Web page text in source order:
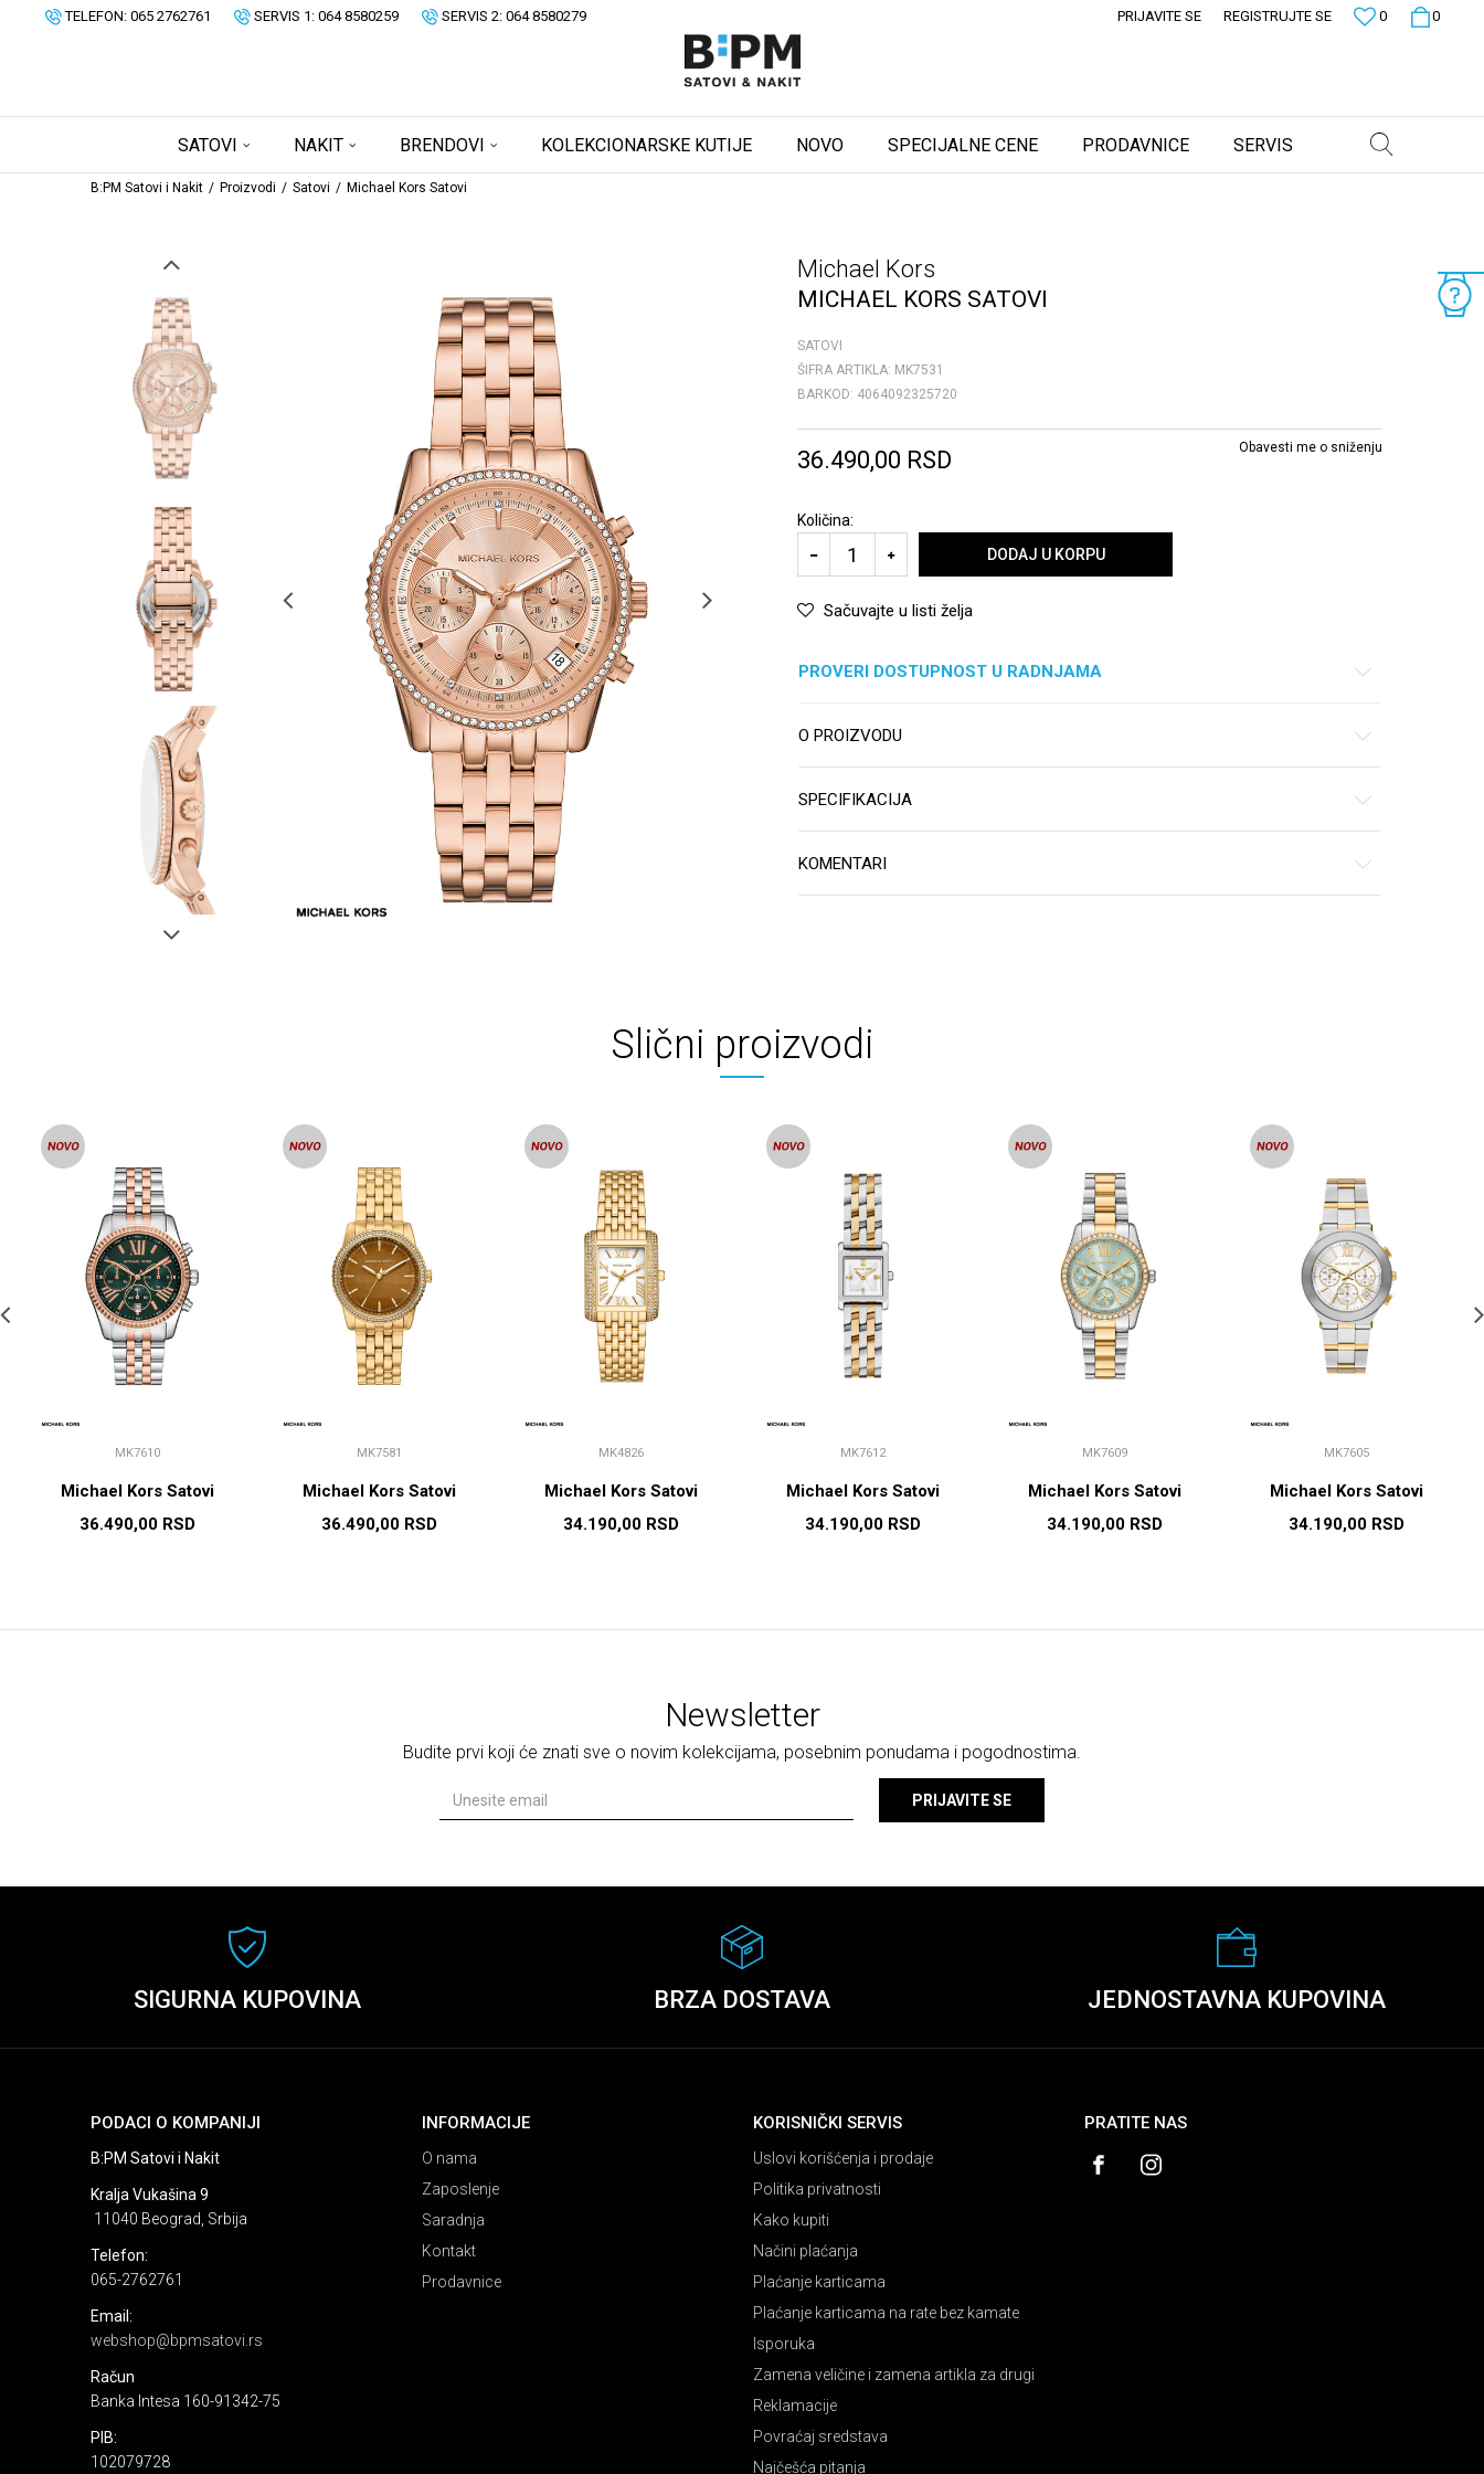
TELEFON: 065 2762761 SERVIS 1: 064 8580259 SERVIS 2: 064 8580279 0
0
PRIJAVITE SE REGISTRUJTE SE
SATOVI NAKIT BRENDOVI KOLEKCIONARSKE KUTIJE NOVO SPECIJALNE CENE PRODAVNICE SERVIS
B:PM Satovi i Nakit Proizvodi Satovi Michael Kors Satovi
Michael Kors
MICHAEL KORS SATOVI
SATOVI
ŠIFRA ARTIKLA: MK7531
BARKOD: 4064092325720
36.490,00 RSD Obavesti me o sniženju
Količina:
DODAJ U KORPU
Sačuvajte u listi želja
PROVERI DOSTUPNOST U RADNJAMA
O PROIZVODU
SPECIFIKACIJA
KOMENTARI
Slični proizvodi
MK7610
Michael Kors Satovi
36.490,00 RSD
MK7581
Michael Kors Satovi
36.490,00 RSD
MK4826
Michael Kors Satovi
34.190,00 RSD
MK7612
Michael Kors Satovi
34.190,00 RSD
MK7609
Michael Kors Satovi
34.190,00 RSD
MK7605
Michael Kors Satovi
34.190,00 RSD
Newsletter
Budite prvi koji će znati sve o novim kolekcijama, posebnim ponudama i pogodnostima.
PRIJAVITE SE
SIGURNA KUPOVINA BRZA DOSTAVA JEDNOSTAVNA KUPOVINA
PODACI O KOMPANIJI
B:PM Satovi i Nakit
Kralja Vukašina 9
11040 Beograd, Srbija
Telefon:
065-2762761
Email:
webshop@bpmsatovi.rs
Račun
Banka Intesa 160-91342-75
PIB:
102079728
INFORMACIJE
O nama
Zaposlenje
Saradnja
Kontakt
Prodavnice
KORISNIČKI SERVIS
Uslovi korišćenja i prodaje
Politika privatnosti
Kako kupiti
Načini plaćanja
Plaćanje karticama
Plaćanje karticama na rate bez kamate
Isporuka
Zamena veličine i zamena artikla za drugi
Reklamacije
Povraćaj sredstava
Najčešća pitanja
PRATITE NAS